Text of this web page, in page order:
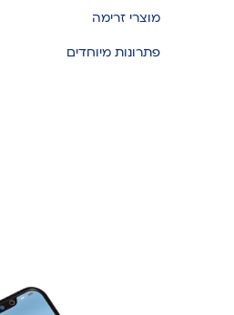
מוצרי זרימה
פתרונות מיוחדים